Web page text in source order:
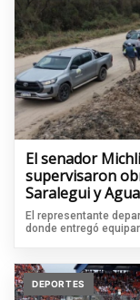
El senador
supervisaron
Saralegui y
El representante
donde entregó
DEPORTES